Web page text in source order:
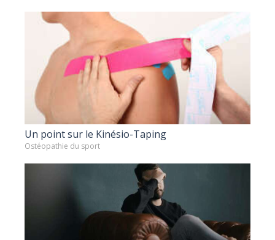
Un point sur le Kinésio-Taping
Ostéopathie du sport